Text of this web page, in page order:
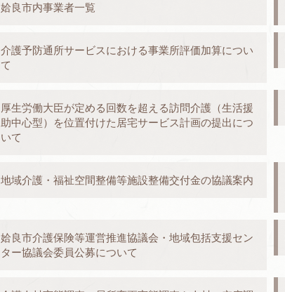
姶良市内事業者一覧
介護予防通所サービスにおける事業所評価加算につい
て
厚生労働大臣が定める回数を超える訪問介護（生活援
助中心型）を位置付けた居宅サービス計画の提出につ
いて
地域介護・福祉空間整備等施設整備交付金の協議案内
姶良市介護保険等運営推進協議会・地域包括支援セン
ター協議会委員公募について